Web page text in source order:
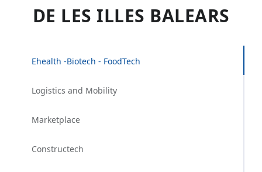
DE LES ILLES BALEARS
Ehealth -Biotech - FoodTech
Logistics and Mobility
Marketplace
Constructech